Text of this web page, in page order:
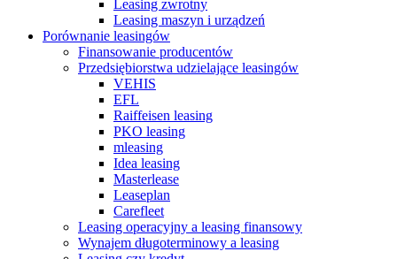
Leasing zwrotny
Leasing maszyn i urządzeń
Porównanie leasingów
Finansowanie producentów
Przedsiębiorstwa udzielające leasingów
VEHIS
EFL
Raiffeisen leasing
PKO leasing
mleasing
Idea leasing
Masterlease
Leaseplan
Carefleet
Leasing operacyjny a leasing finansowy
Wynajem długoterminowy a leasing